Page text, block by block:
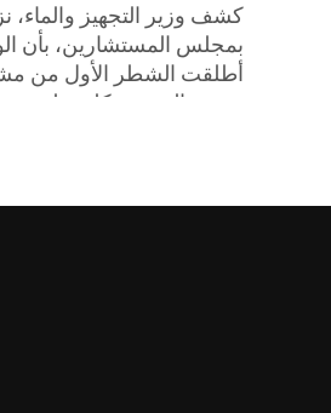
كشف وزير التجهيز والماء،
بمجلس المستشارين، بأن
أطلقت الشطر الأول من
بمدينة العيون بتكلفة بلغت...